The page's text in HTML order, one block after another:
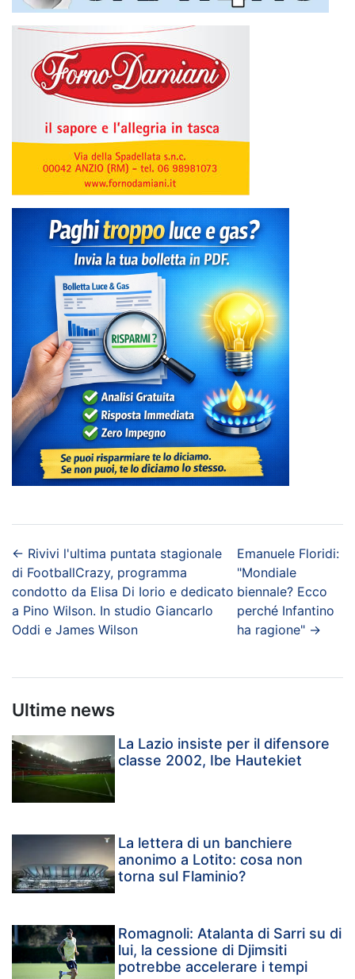
← Rivivi l'ultima puntata stagionale
di FootballCrazy, programma
condotto da Elisa Di Iorio e dedicato
a Pino Wilson. In studio Giancarlo
Oddi e James Wilson
Emanuele Floridi:
"Mondiale
biennale? Ecco
perché Infantino
ha ragione"→
Ultime news
La Lazio insiste per il difensore
classe 2002, Ibe Hautekiet
La lettera di un banchiere
anonimo a Lotito: cosa non
torna sul Flaminio?
Romagnoli: Atalanta di Sarri su di
lui, la cessione di Djimsiti
potrebbe accelerare i tempi